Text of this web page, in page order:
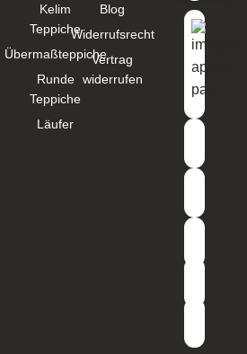
Kelim
Teppiche
Übermaßteppiche
Runde
Teppiche
Läufer
Blog
Widerrufsrecht
Vertrag
widerrufen